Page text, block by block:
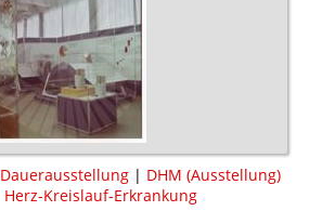
Dauerausstellung | DHM (Ausstellung)
Herz-Kreislauf-Erkrankung